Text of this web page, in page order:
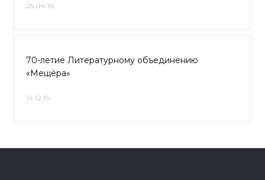
25.04.16
70-летие Литературному объединению
«Мещёра»
14.12.15